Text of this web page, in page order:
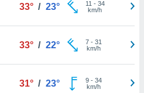
33° / 23° 11 - 34
km/h
33° / 22° 7- 31
km/h
31° / 23° 9- 34
km/h